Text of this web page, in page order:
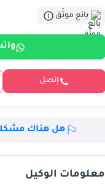
بائع موثّق
إتصل
هل هناك
معلومات الوكيل